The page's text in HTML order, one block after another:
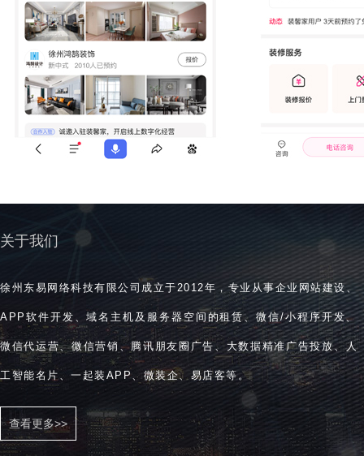
关于我们
徐州东易网络科技有限公司成立于2012年，专业从事企业网站建设、
APP软件开发、域名主机及服务器空间的租赁、微信/小程序开发、
微信代运营、微信营销、腾讯朋友圈广告、大数据精准广告投放、人
工智能名片、一起装APP、微装企、易店客等。
查看更多>>